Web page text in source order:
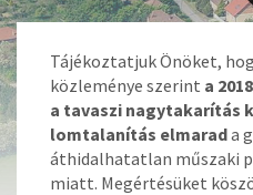
Tájékoztatjuk Önöket,
közleménye szerint a
a tavaszi nagytakarítás
lomtalanítás elmarada
áthidalhatatlan műszaki
miatt. Megértésüket